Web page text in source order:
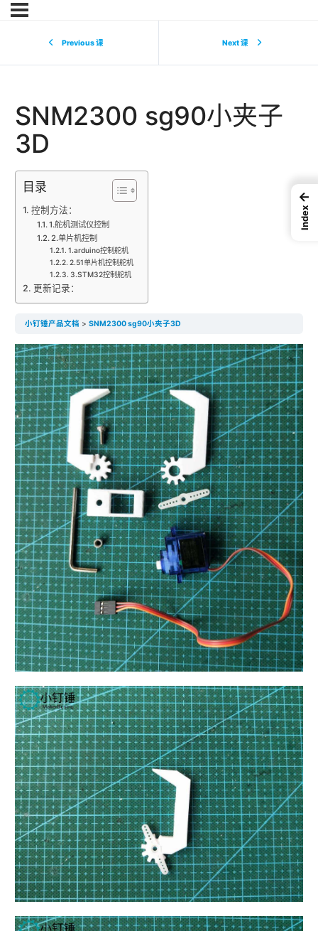
Previous 课 Next 课
SNM2300 sg90小夹子
3D
目录
控制方法：
1.舵机测试仪控制
2.单片机控制
1.arduino控制舵机
2.51单片机控制舵机
3.STM32控制舵机
更新记录：
小钉锤产品文档 SNM2300 sg90小夹子3D
←
Index